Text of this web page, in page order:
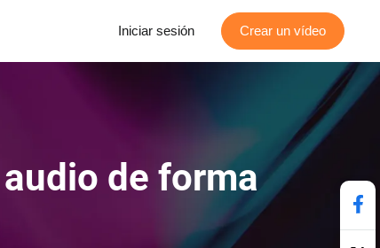
Iniciar sesión Crear un vídeo
de forma